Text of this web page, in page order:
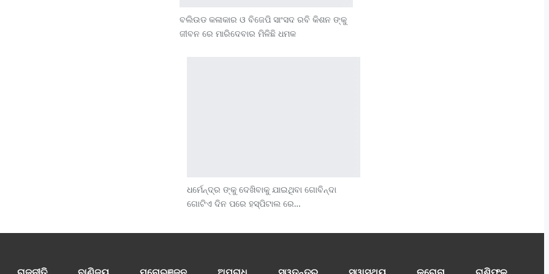
ବଲିଉଡ କଳାକାର ଓ ବିଜେପି ସାଂସଦ ରବି କିଶନ ଙ୍କୁ
ଜୀବନ ରେ ମାରିଦେବାର ମିଳିଛି ଧମକ
ଧର୍ମେନ୍ଦ୍ର ଙ୍କୁ ଦେଖିବାକୁ ଯାଇଥିବା ଗୋବିନ୍ଦା
ଗୋଟିଏ ଦିନ ପରେ ହସ୍ପିଟାଲ ରେ…